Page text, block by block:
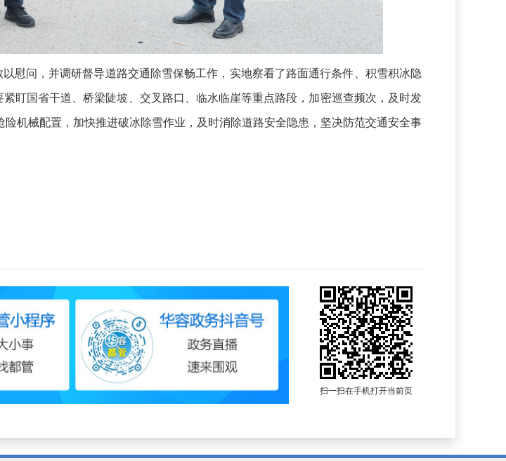
问，并调研督导道路交通除雪保畅工作，实地察看了路面通行条件、积雪积冰隐
盯国省干道、桥梁陡坡、交叉路口、临水临崖等重点路段，加密巡查频次，及时发
机械配置，加快推进破冰除雪作业，及时消除道路安全隐患，坚决防范交通安全事
扫一扫在手机打开当前页